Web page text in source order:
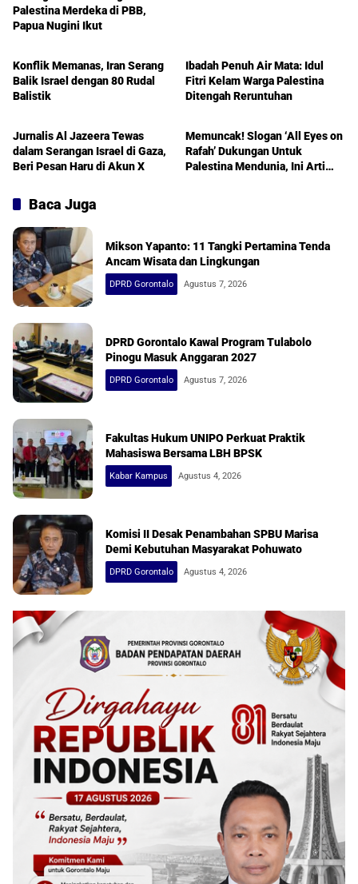
Palestina Merdeka di PBB,
Papua Nugini Ikut
International
Konflik Memanas, Iran Serang
Balik Israel dengan 80 Rudal
Balistik
Ibadah Penuh Air Mata: Idul
Fitri Kelam Warga Palestina
Ditengah Reruntuhan
International
Jurnalis Al Jazeera Tewas
dalam Serangan Israel di Gaza,
Beri Pesan Haru di Akun X
International
Memuncak! Slogan ‘All Eyes on
Rafah’ Dukungan Untuk
Palestina Mendunia, Ini Arti
Baca Juga
Mikson Yapanto: 11 Tangki Pertamina Tenda
Ancam Wisata dan Lingkungan
DPRD Gorontalo Agustus 7, 2026
DPRD Gorontalo Kawal Program Tulabolo
Pinogu Masuk Anggaran 2027
DPRD Gorontalo Agustus 7, 2026
Fakultas Hukum UNIPO Perkuat Praktik
Mahasiswa Bersama LBH BPSK
Kabar Kampus Agustus 4, 2026
Komisi II Desak Penambahan SPBU Marisa
Demi Kebutuhan Masyarakat Pohuwato
DPRD Gorontalo Agustus 4, 2026